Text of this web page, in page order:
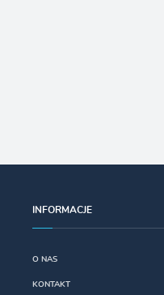
INFORMACJE
O NAS
KONTAKT